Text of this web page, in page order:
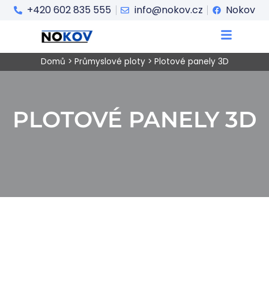
+420 602 835 555 info@nokov.cz Nokov
Domů > Průmyslové ploty> Plotové panely 3D
PLOTOVÉ PANELY 3D